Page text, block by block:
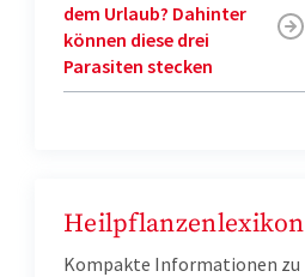
dem Urlaub? Dahinter
können diese drei
Parasiten stecken
Heilpflanzenlexikon
Kompakte Informationen zu